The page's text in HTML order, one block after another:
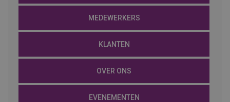
MEDEWERKERS
KLANTEN
OVER ONS
EVENEMENTEN